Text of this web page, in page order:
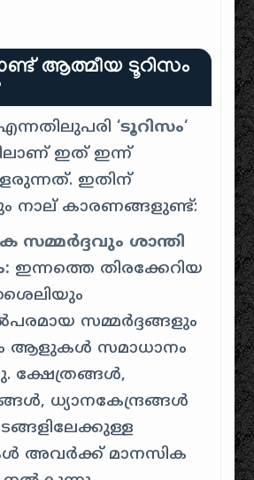
ആത്മീയ ടൂറിസം
‘ടൂറിസം‘
ഇത് ഇന്ന്
ഇതിന്
നാല് കാരണങ്ങളുണ്ട്:
സമ്മർദ്ദവും ശാന്തി
ഇന്നത്തെ തിരക്കേറിയ
സമ്മർദ്ദങ്ങളും
ആളുകൾ സമാധാനം
ക്ഷേത്രങ്ങൾ,
ധ്യാനകേന്ദ്രങ്ങൾ
അവർക്ക് മാനസിക